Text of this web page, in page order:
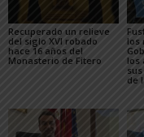
Recuperado un relieve
del siglo XVI robado
hace 16 años del
Monasterio de Fitero
los
los
de